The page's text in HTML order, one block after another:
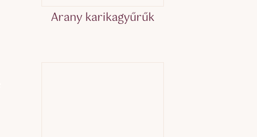
Arany karikagyűrűk